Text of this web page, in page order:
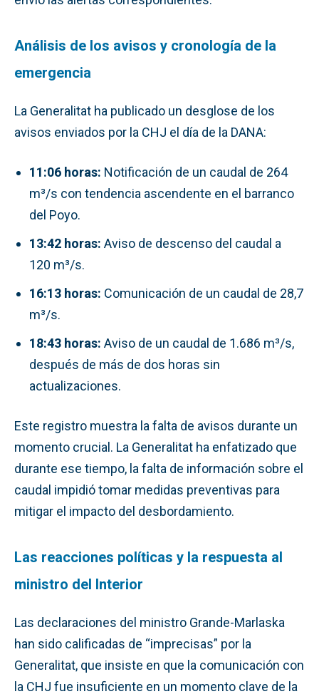
Análisis de los avisos y cronología de la
emergencia
La Generalitat ha publicado un desglose de los
avisos enviados por la CHJ el día de la DANA:
11:06 horas: Notificación de un caudal de 264
m³/s con tendencia ascendente en el barranco
del Poyo.
13:42 horas: Aviso de descenso del caudal a
120 m³/s.
16:13 horas: Comunicación de un caudal de 28,7
m³/s.
18:43 horas: Aviso de un caudal de 1.686 m³/s,
después de más de dos horas sin
actualizaciones.
Este registro muestra la falta de avisos durante un
momento crucial. La Generalitat ha enfatizado que
durante ese tiempo, la falta de información sobre el
caudal impidió tomar medidas preventivas para
mitigar el impacto del desbordamiento.
Las reacciones políticas y la respuesta al
ministro del Interior
Las declaraciones del ministro Grande-Marlaska
han sido calificadas de “imprecisas” por la
Generalitat, que insiste en que la comunicación con
la CHJ fue insuficiente en un momento clave de la